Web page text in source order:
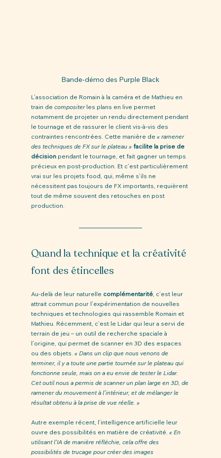
Bande-démo des Purple Black
L’association de Romain à la caméra et de Mathieu en
train de compositer les plans en live permet
notamment de projeter un rendu directement pendant
le tournage et de rassurer le client vis-à-vis des
contraintes rencontrées. Cette manière de « ramener
des techniques de FX sur le plateau » facilite la prise de
décision pendant le tournage, et fait gagner un temps
précieux en post-production. Et c’est particulièrement
vrai sur les projets food, qui, même s’ils ne
nécessitent pas toujours de FX importants, requièrent
tout de même souvent des retouches en post
production.
Quand la technique et la créativité
font des étincelles
Au-delà de leur naturelle complémentarité, c’est leur
attrait commun pour l’expérimentation de nouvelles
techniques et technologies qui rassemble Romain et
Mathieu. Récemment, c’est le Lidar qui leur a servi de
terrain de jeu – un outil de recherche spaciale à
l’origine, qui permet de scanner en 3D des espaces
ou des objets. « Dans un clip que nous venons de
terminer, il y a toute une partie tournée sur le plateau qui
fonctionne seule, mais on a eu envie de tester le Lidar.
Cet outil nous a permis de scanner un plan large en 3D, de
ramener du mouvement à l’intérieur, et de mélanger le
résultat obtenu à la prise de vue réelle. »
Autre exemple récent, l’intelligence artificielle leur
ouvre des possibilités en matière de créativité. « En
utilisant l’IA de manière réfléchie, cela offre des
possibilités de trucage pour créer des images